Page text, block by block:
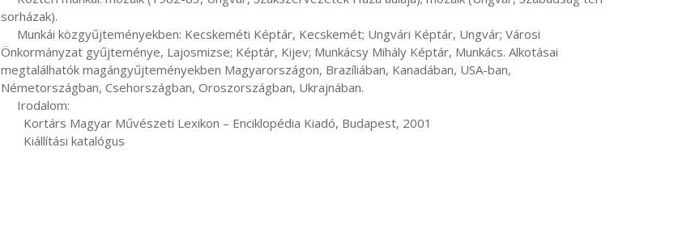
sorházak).
Önkormányzat gyűjteménye, Lajosmizse; Képtár, Kijev; Munkácsy Mihály Képtár, Munkács. Alkotásai
megtalálhatók magángyűjteményekben Magyarországon, Brazíliában, Kanadában, USA-ban,
Németországban, Csehországban, Oroszországban, Ukrajnában.
       Kiállítási katalógus